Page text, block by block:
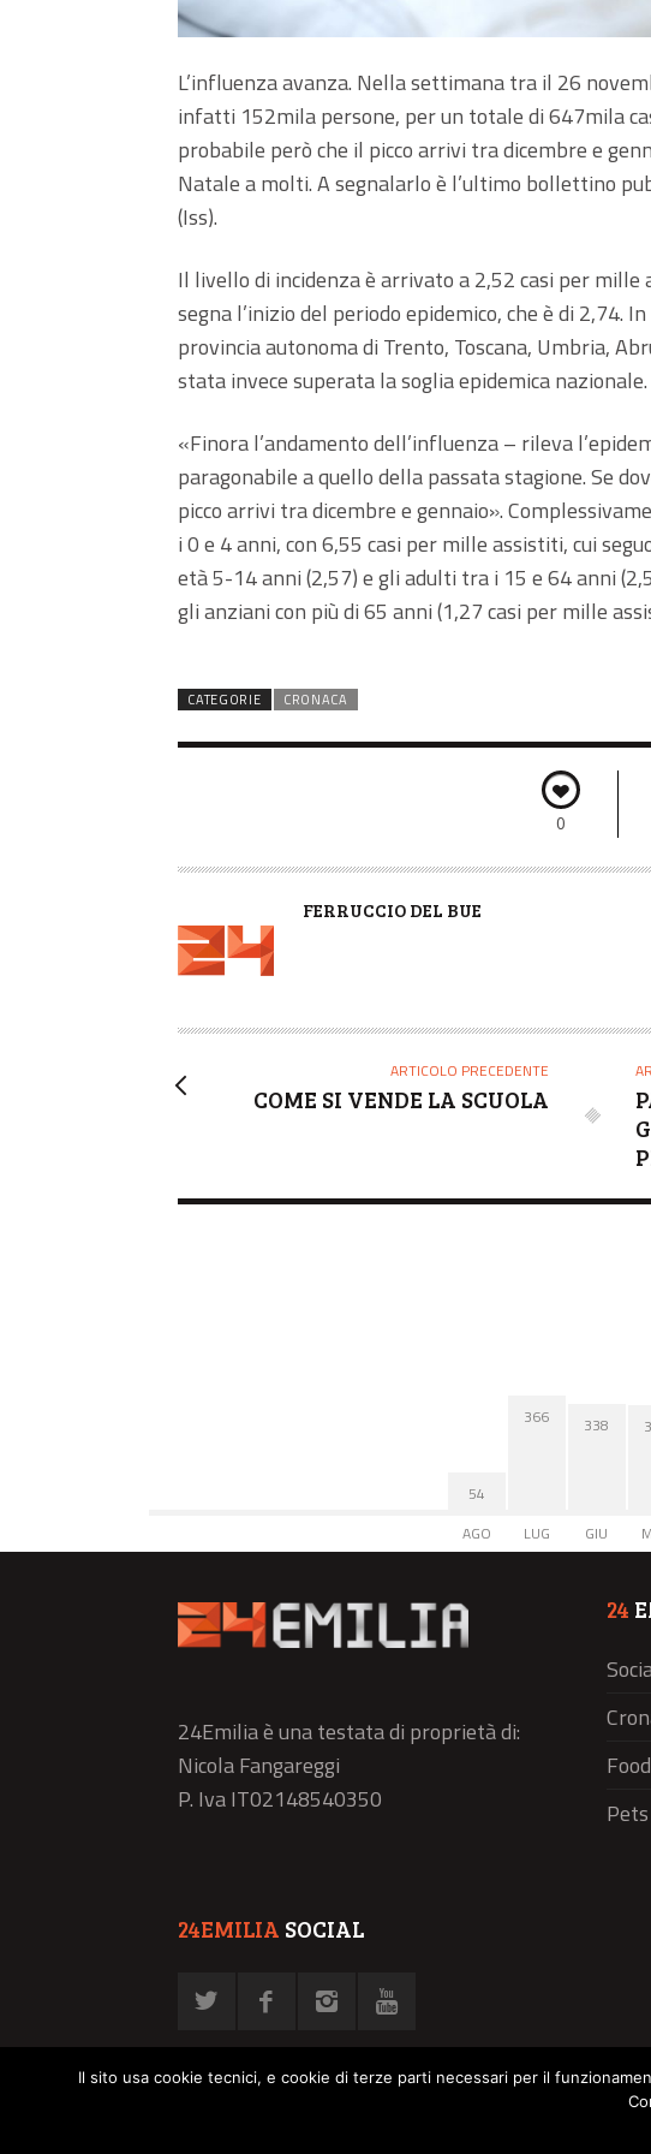
L’influenza avanza. Nella settimana tra il 26
infatti 152mila persone, per un totale di 647mila
probabile però che il picco arrivi tra dicembre e
Natale a molti. A segnalarlo è l’ultimo bollettino
(Iss).
Il livello di incidenza è arrivato a 2,52 casi per mille
segna l’inizio del periodo epidemico, che è di 2,74.
provincia autonoma di Trento, Toscana, Umbria,
stata invece superata la soglia epidemica nazionale.
«Finora l’andamento dell’influenza – rileva
paragonabile a quello della passata stagione. Se
picco arrivi tra dicembre e gennaio».
i 0 e 4 anni, con 6,55 casi per mille assistiti, cui
età 5-14 anni (2,57) e gli adulti tra i 15 e 64 anni
gli anziani con più di 65 anni (1,27 casi per mille
CATEGORIE CRONACA
0
A
R
FERRUCCIO DEL BUE
ARTICOLO PRECEDENTE
COME SI VENDE LA SCUOLA
54
AGO
366
LUG
338
GIU
24Emilia è una testata di proprietà di:
Nicola Fangareggi
P. Iva IT02148540350
24
Food
Pets
24EMILIA SOCIAL
Il sito usa cookie tecnici, e cookie di terze parti necessari per il